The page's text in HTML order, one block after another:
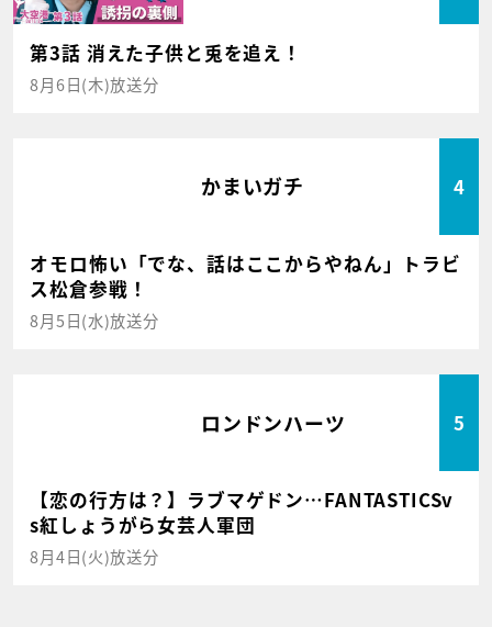
第3話 消えた子供と兎を追え！
8月6日(木)放送分
かまいガチ 4
オモロ怖い「でな、話はここからやねん」トラビ
ス松倉参戦！
8月5日(水)放送分
ロンドンハーツ 5
【恋の行方は？】ラブマゲドン…FANTASTICSv
s紅しょうがら女芸人軍団
8月4日(火)放送分